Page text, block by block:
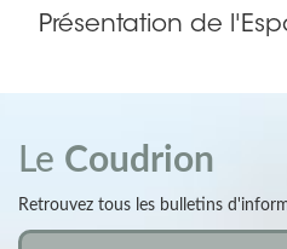
Présentation de
Le Coudrion
Retrouvez tous les bulletins